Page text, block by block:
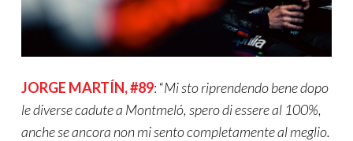
JORGE MARTÍN, #89: “Mi sto riprendendo bene dopo
le diverse cadute a Montmeló, spero di essere al 100%,
anche se ancora non mi sento completamente al meglio.